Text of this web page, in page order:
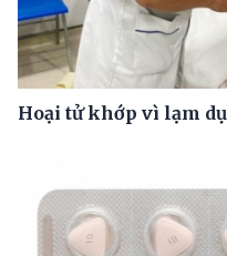
Hoại tử khớp vì lạm